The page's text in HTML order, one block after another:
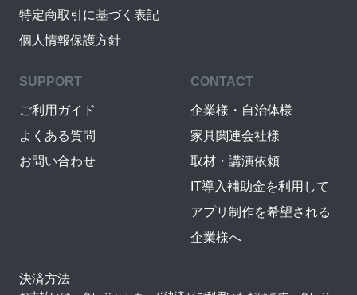
特定商取引に基づく表記
個人情報保護方針
SUPPORT
ご利用ガイド
よくある質問
お問い合わせ
CONTACT
企業様・自治体様
家具関連会社様
取材・講演依頼
IT導入補助金を利用して
アプリ制作を希望される
企業様へ
決済方法